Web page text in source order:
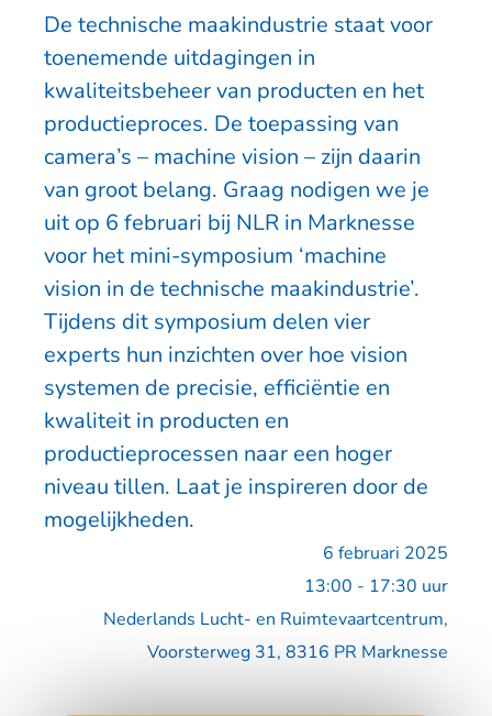
De technische maakindustrie staat voor
toenemende uitdagingen in
kwaliteitsbeheer van producten en het
productieproces. De toepassing van
camera’s – machine vision – zijn daarin
van groot belang. Graag nodigen we je
uit op 6 februari bij NLR in Marknesse
voor het mini-symposium ‘machine
vision in de technische maakindustrie’.
Tijdens dit symposium delen vier
experts hun inzichten over hoe vision
systemen de precisie, efficiëntie en
kwaliteit in producten en
productieprocessen naar een hoger
niveau tillen. Laat je inspireren door de
mogelijkheden.
6 februari 2025
13:00 - 17:30 uur
Nederlands Lucht- en Ruimtevaartcentrum,
Voorsterweg 31, 8316 PR Marknesse